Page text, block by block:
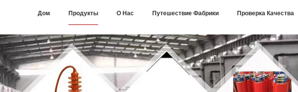
Дом Продукты О Нас Путешествие Фабрики Проверка Качества